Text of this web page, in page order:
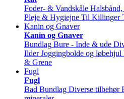
Foder- & Vandskåle
Pleje & Hygiejne Til Killinger
Kanin og Gnaver
Kanin og Gnaver
Bundlag Bure - Inde & ude
Ilder Joggingbolde og løbehjul
& Grene
Fugl
Fugl
Bad Bundlag Diverse tilbehør